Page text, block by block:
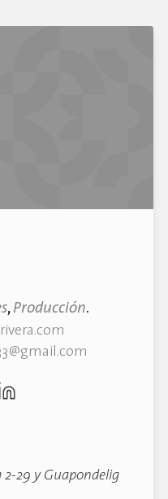
, Producción.
2-29 y Guapondelig